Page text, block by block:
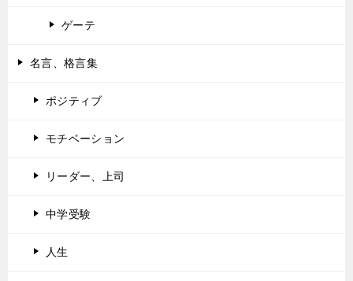
ゲーテ
名言、格言集
ポジティブ
モチベーション
リーダー、上司
中学受験
人生